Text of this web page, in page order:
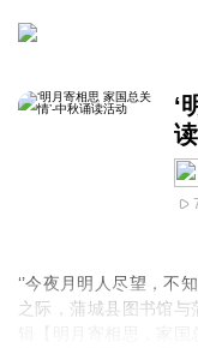
‘
‘’今夜月明人尽望，不
之际，蒲城县图书馆